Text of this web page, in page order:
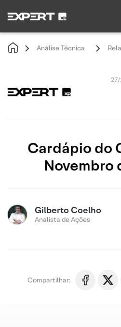
Análise Técnica
27/
Cardápio do
Novembro
Gilberto Coelho
Analista de Ações
Compartilhar: